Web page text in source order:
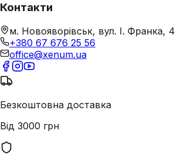
Контакти
м. Новояворівськ, вул. І. Франка, 4
+380 67 676 25 56
office@xenum.ua
Безкоштовна доставка
Від 3000 грн